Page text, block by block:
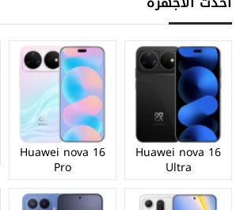
Huawei nova 16
Ultra
Huawei nova 16
Pro